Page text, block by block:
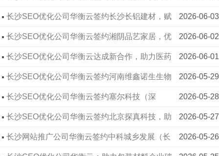
华衡云签约碘金科技
华衡云签约华瑞华瑞环境
华衡云签约振生安防
华衡云签约巨量百应
华衡云签约华兴日上广告
华衡云签约众之鑫钢结构
华衡云签约易码士
华衡云签约中建联谊
基地，助力农林企业打通线上销路 2026-06-03
长沙SEO优化公司华衡云签约长沙长铝建材，赋
能铝材企业线上拓客 2026-06-02
长沙SEO优化公司华衡云签约湘阴品艺家居，优
化赋能本地家居门店线上获客 2026-06-01
长沙SEO优化公司华衡云达成新合作，助力医药
科技企业提升搜索展现效果 2026-05-29
长沙SEO优化公司华衡云签约河南维鑫诺生生物
科技，专业技术赋能大健康企业线上发展 2026-05-28
长沙SEO优化公司华衡云签约塞尔科技（深
圳），以专业优化助力芯片企业线上破局 2026-05-27
长沙SEO优化公司华衡云签约北京探真科技，助
力品牌全域提升线上曝光 2026-05-26
长沙网站推广公司华衡云签约中科城乡发展（长
沙）集团，以专业建站升级品牌线上形象 2026-05-25
长沙GEO优化公司华衡云：助力包装材料企业破